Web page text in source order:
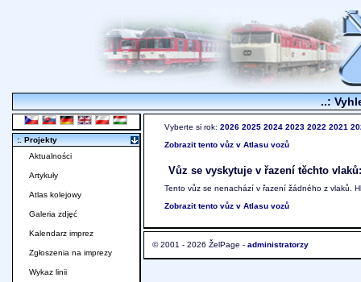
..:
Vyberte si rok: 2026 2025 2024 2023 2022 2021
Zobrazit tento vůz v Atlasu vozů
Vůz se vyskytuje v řazení těchto vlaků:
Tento vůz se nenachází v řazení žádného z vlaků.
Zobrazit tento vůz v Atlasu vozů
© 2001 - 2026 ŽelPage - administratorzy
:. Projekty
Aktualności
Artykuły
Atlas kolejowy
Galeria zdjęć
Kalendarz imprez
Zgłoszenia na imprezy
Wykaz linii